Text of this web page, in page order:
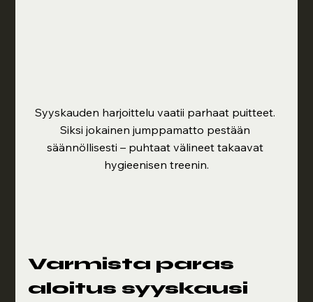
Syyskauden harjoittelu vaatii parhaat puitteet.
Siksi jokainen jumppamatto pestään
säännöllisesti – puhtaat välineet takaavat
hygieenisen treenin.
Varmista paras
aloitus syyskausi